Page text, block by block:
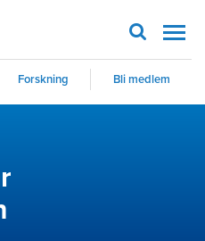
Forskning Bli medlem